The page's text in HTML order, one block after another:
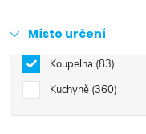
Místo určení
Koupelna 83
Kuchyně 360